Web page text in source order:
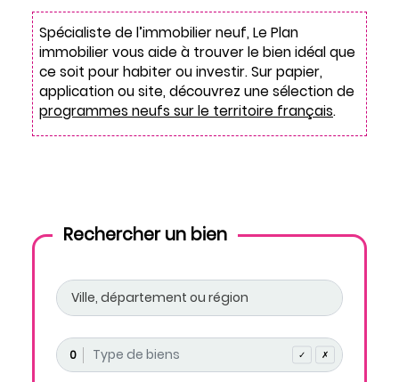
Spécialiste de l’immobilier neuf, Le Plan
immobilier vous aide à trouver le bien idéal que
ce soit pour habiter ou investir. Sur papier,
application ou site, découvrez une sélection de
programmes neufs sur le territoire français.
Rechercher un bien
0 ✓ ✗